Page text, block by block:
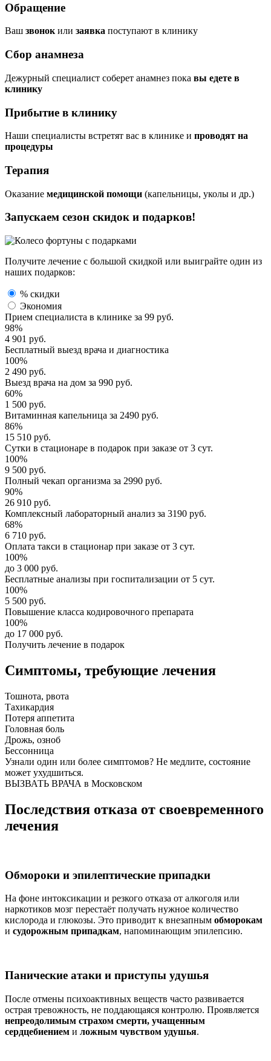
Обращение
Ваш звонокили заявка поступают в клинику
Сбор анамнеза
Дежурный специалист соберет анамнез пока вы едете в
клинику
Прибытие в клинику
Наши специалисты встретят вас в клинике и проводят на
процедуры
Терапия
Оказание медицинской помощи (капельницы, уколы и др.)
Запускаем сезон скидок и подарков!
Получите лечение с большой скидкой или выиграйте один из
наших подарков:
% скидки
Экономия
Прием специалиста в клинике за 99 руб.
98%
4 901 руб.
Бесплатный выезд врача и диагностика
100%
2 490 руб.
Выезд врача на дом за 990 руб.
60%
1 500 руб.
Витаминная капельница за 2490 руб.
86%
15 510 руб.
Сутки в стационаре в подарок при заказе от 3 сут.
100%
9 500 руб.
Полный чекап организма за 2990 руб.
90%
26 910 руб.
Комплексный лабораторный анализ за 3190 руб.
68%
6 710 руб.
Оплата такси в стационар при заказе от 3 сут.
100%
до 3 000 руб.
Бесплатные анализы при госпитализации от 5 сут.
100%
5 500 руб.
Повышение класса кодировочного препарата
100%
до 17 000 руб.
Получить лечение в подарок
Симптомы, требующие лечения
Тошнота, рвота
Тахикардия
Потеря аппетита
Головная боль
Дрожь, озноб
Бессонница
Узнали один или более симптомов? Не медлите, состояние
может ухудшиться.
ВЫЗВАТЬ ВРАЧА в Московском
Последствия отказа от своевременного
лечения
Обмороки и эпилептические припадки
На фоне интоксикации и резкого отказа от алкоголя или
наркотиков мозг перестаёт получать нужное количество
кислорода и глюкозы. Это приводит к внезапным обморокам
и судорожным припадкам, напоминающим эпилепсию.
Панические атаки и приступы удушья
После отмены психоактивных веществ часто развивается
острая тревожность, не поддающаяся контролю. Проявляется
непреодолимым страхом смерти, учащенным
сердцебиением и ложным чувством удушья.